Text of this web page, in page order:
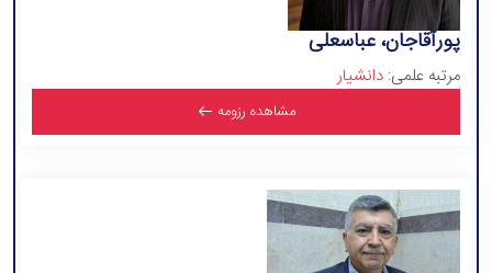
پورآقاجان، عباسعلی
مرتبه علمی: دانشیار
مشاهده رزومه